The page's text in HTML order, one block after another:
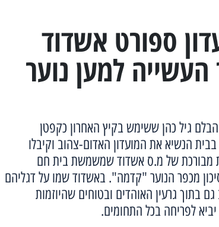
ספורט אשדוד
למען נוער
גיל כהן ששימש בקיץ האחרון כקפטן
הנשיא את המועדון האדום-צהוב וקיבלו
מבורכת של מ.ס אשדוד שמשמשת בית חם
מכפר הנוער "קדמה". באשדוד שמו על דגליהם
גרעין האוהדים ובטוחים שהיוזמות
לפריחה בכל התחומים.